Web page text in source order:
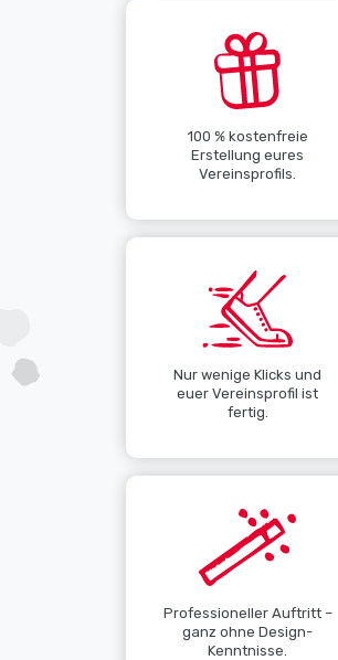
100 % kostenfreie
Erstellung eures
Vereinsprofils.
Nur wenige Klicks und
euer Vereinsprofil ist
fertig.
Professioneller Auftritt –
ganz ohne Design-
Kenntnisse.